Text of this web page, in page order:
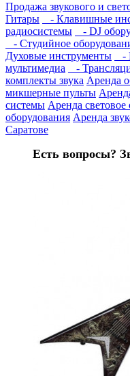
Продажа звукового и
Гитары
- Клавишные
радиосистемы
- DJ
- Студийное
Духовые инструменты
-
мультимедиа
-
комплекты звука Аренда
микшерные пульты
системы Аренда световое
оборудования Аренда
Саратове
Есть вопросы?